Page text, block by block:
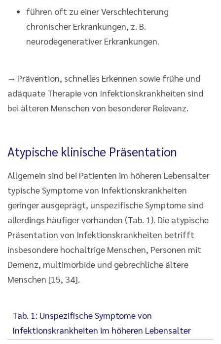
führen oft zu einer Verschlechterung
chronischer Erkrankungen, z. B.
neurodegenerativer Erkrankungen.
→ Prävention, schnelles Erkennen sowie frühe und
adäquate Therapie von Infektionskrankheiten sind
bei älteren Menschen von besonderer Relevanz.
Atypische klinische Präsentation
Allgemein sind bei Patienten im höheren Lebensalter
typische Symptome von Infektionskrankheiten
geringer ausgeprägt, unspezifische Symptome sind
allerdings häufiger vorhanden (Tab. 1). Die atypische
Präsentation von Infektionskrankheiten betrifft
insbesondere hochaltrige Menschen, Personen mit
Demenz, multimorbide und gebrechliche ältere
Menschen [15, 34].
Tab. 1: Unspezifische Symptome von
Infektionskrankheiten im höheren Lebensalter